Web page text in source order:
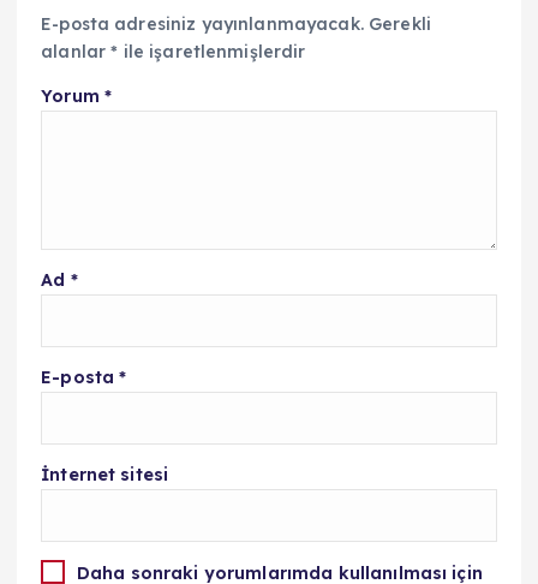
E-posta adresiniz yayınlanmayacak. Gerekli
alanlar* ile işaretlenmişlerdir
Yorum *
Ad *
E-posta*
İnternet sitesi
Daha sonraki yorumlarımda kullanılması için